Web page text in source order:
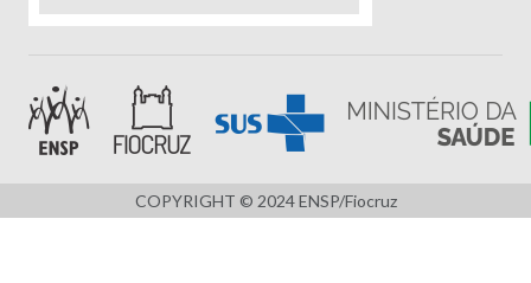
COPYRIGHT © 2024 ENSP/Fiocruz